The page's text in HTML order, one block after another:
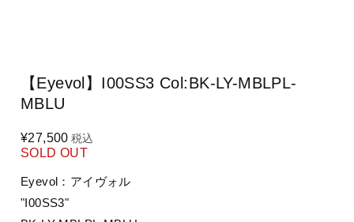
【Eyevol】I00SS3 Col:BK-LY-MBLPL-
MBLU
¥27,500 税込
SOLD OUT
Eyevol：アイヴォル
"I00SS3"